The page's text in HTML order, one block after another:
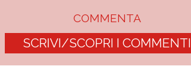
COMMENTA
SCRIVI/SCOPRI I COMMENTI